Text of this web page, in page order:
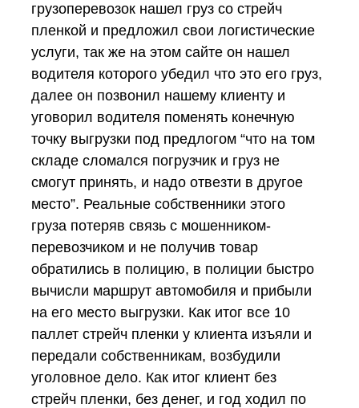
грузоперевозок нашел груз со стрейч
пленкой и предложил свои логистические
услуги, так же на этом сайте он нашел
водителя которого убедил что это его груз,
далее он позвонил нашему клиенту и
уговорил водителя поменять конечную
точку выгрузки под предлогом “что на том
складе сломался погрузчик и груз не
смогут принять, и надо отвезти в другое
место”. Реальные собственники этого
груза потеряв связь с мошенником-
перевозчиком и не получив товар
обратились в полицию, в полиции быстро
вычисли маршрут автомобиля и прибыли
на его место выгрузки. Как итог все 10
паллет стрейч пленки у клиента изъяли и
передали собственникам, возбудили
уголовное дело. Как итог клиент без
стрейч пленки, без денег, и год ходил по